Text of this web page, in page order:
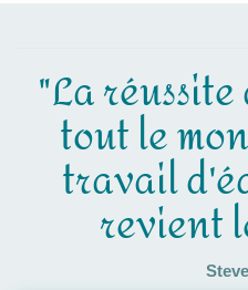
"La
tout le
travail
revient